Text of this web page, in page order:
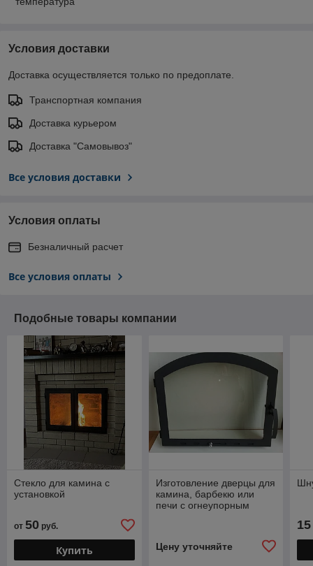
Условия доставки
Доставка осуществляется только по предоплате.
Транспортная компания
Доставка курьером
Доставка "Самовывоз"
Все условия доставки
Условия оплаты
Безналичный расчет
Все условия оплаты
Подобные товары компании
Стекло для камина с
установкой
от 50 руб.
Купить
Изготовление дверцы для
камина, барбекю или
печи с огнеупорным
Цену уточняйте
15